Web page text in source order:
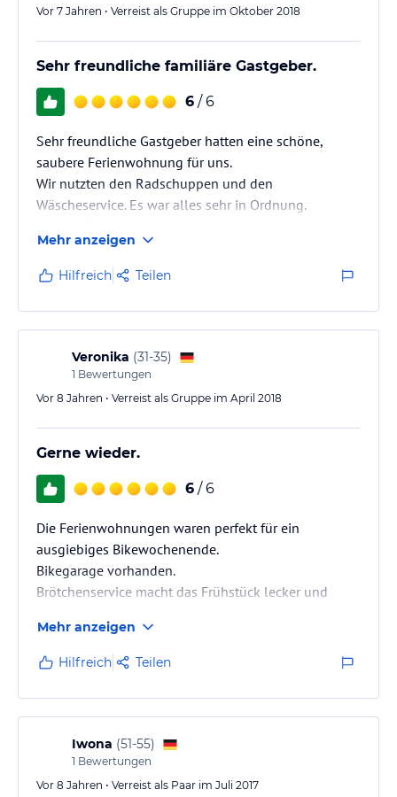
Vor 7 Jahren • Verreist als Gruppe im Oktober 2018
Sehr freundliche familiäre Gastgeber.
6 / 6
Sehr freundliche Gastgeber hatten eine schöne,
saubere Ferienwohnung für uns.
Wir nutzten den Radschuppen und den
Wäscheservice. Es war alles sehr in Ordnung.
entgegen.
Mehr anzeigen
Hilfreich Teilen
Veronika (31-35)
1 Bewertungen
Vor 8 Jahren • Verreist als Gruppe im April 2018
Gerne wieder.
6 / 6
Die Ferienwohnungen waren perfekt für ein
ausgiebiges Bikewochenende.
Bikegarage vorhanden.
Brötchenservice macht das Frühstück lecker und
Mehr anzeigen
Hilfreich Teilen
Iwona (51-55)
1 Bewertungen
Vor 8 Jahren • Verreist als Paar im Juli 2017